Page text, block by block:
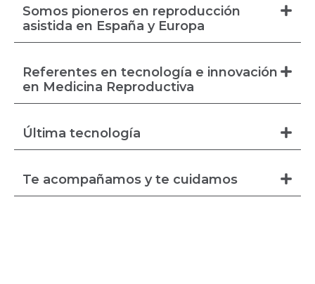
Somos pioneros en reproducción
asistida en España y Europa
Referentes en tecnología e innovación
en Medicina Reproductiva
Última tecnología
Te acompañamos y te cuidamos